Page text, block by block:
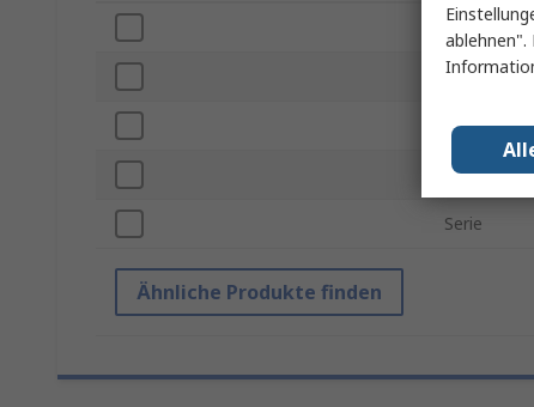
Marke
Zubehör
Zur
Serie
Ähnliche Produkte finden